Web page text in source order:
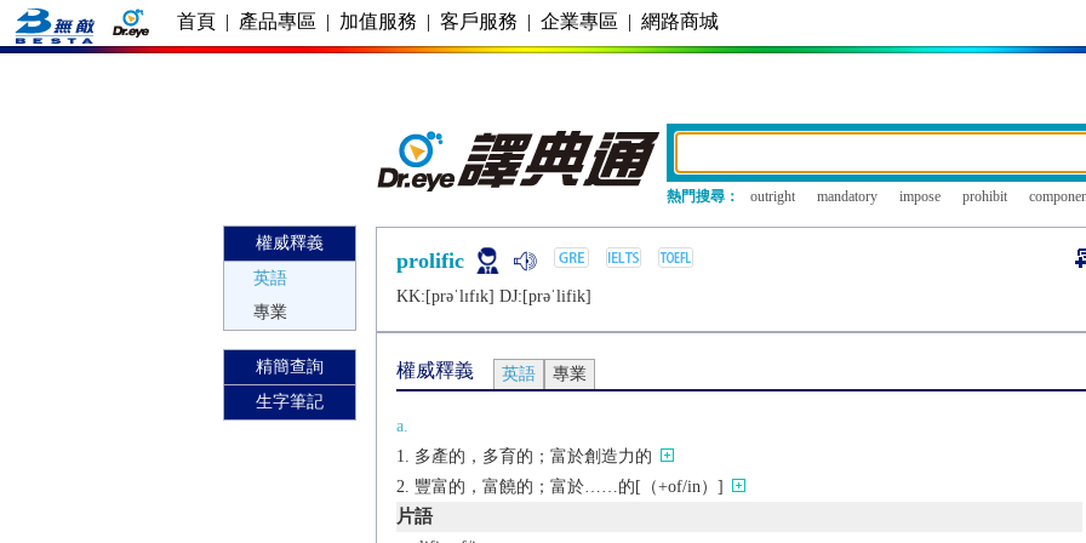
首頁 | 產品專區 | 加值服務 | 客戶服務 | 企業專區 | 網路商城
熱門搜尋： outright mandatory impose prohibit
權威釋義
英語
專業
精簡查詢
生字筆記
prolific
KK:[prǝˈlɪfɪk] DJ:[prǝˈlifik]
權威釋義 英語 專業
a.
多產的，多育的；富於創造力的
豐富的，富饒的；富於……的[（+of/in）]
片語